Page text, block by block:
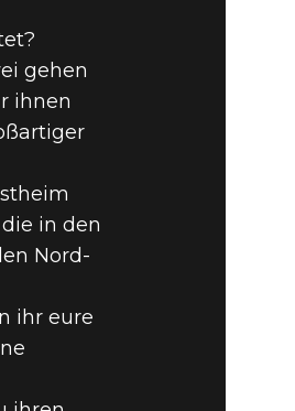
gehen
ihnen
in den
Nord-
ihr eure